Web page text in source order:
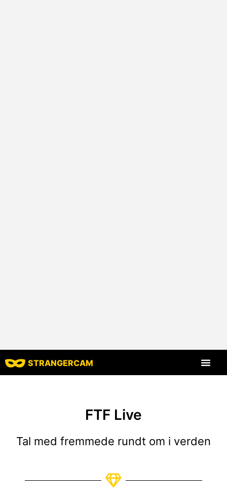
STRANGERCAM
FTF Live
Tal med fremmede rundt om i verden